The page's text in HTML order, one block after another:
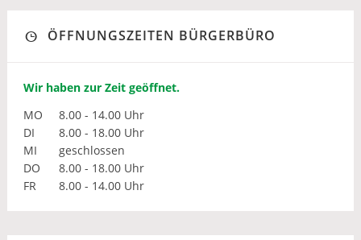
ÖFFNUNGSZEITEN BÜRGERBÜRO
Wir haben zur Zeit geöffnet.
MO
8.00 - 14.00 Uhr
DI
8.00 - 18.00 Uhr
MI
geschlossen
DO
8.00 - 18.00 Uhr
FR
8.00 - 14.00 Uhr